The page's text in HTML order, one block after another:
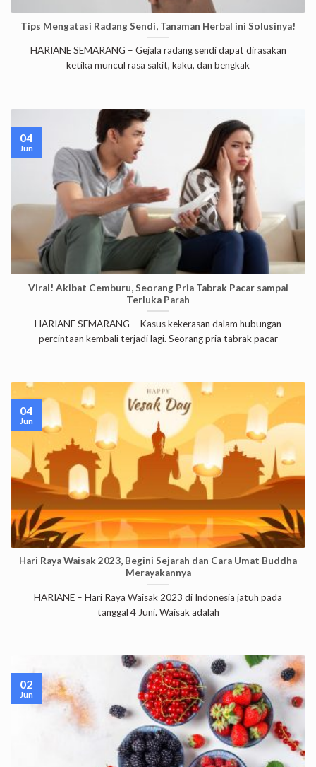
Tips Mengatasi Radang Sendi, Tanaman Herbal ini Solusinya!
HARIANE SEMARANG – Gejala radang sendi dapat dirasakan
ketika muncul rasa sakit, kaku, dan bengkak
Viral! Akibat Cemburu, Seorang Pria Tabrak Pacar sampai
Terluka Parah
HARIANE SEMARANG – Kasus kekerasan dalam hubungan
percintaan kembali terjadi lagi. Seorang pria tabrak pacar
04
Jun
Hari Raya Waisak 2023, Begini Sejarah dan Cara Umat Buddha
Merayakannya
HARIANE – Hari Raya Waisak 2023 di Indonesia jatuh pada
tanggal 4 Juni. Waisak adalah
04
Jun
02
Jun